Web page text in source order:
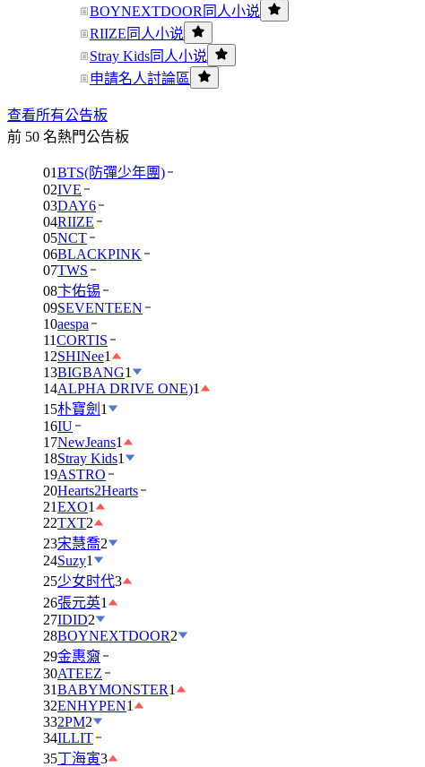
BOYNEXTDOOR同人小说
RIIZE同人小说
Stray Kids同人小说
申請名人討論區
查看所有公告板
前 50 名熱門公告板
01BTS(防彈少年團)
02IVE
03DAY6
04RIIZE
05NCT
06BLACKPINK
07TWS
08卞佑锡
09SEVENTEEN
10aespa
11CORTIS
12SHINee1
13BIGBANG1
14ALPHA DRIVE ONE)1
15朴寶劍 1
16IU
17NewJeans1
18Stray Kids1
19ASTRO
20Hearts2Hearts
21EXO1
22TXT2
23宋慧喬2
24Suzy1
25少女时代3
26張元英1
27IDID2
28BOYNEXTDOOR2
29金惠奫
30ATEEZ
31BABYMONSTER1
32ENHYPEN1
332PM2
34ILLIT
35丁海寅3